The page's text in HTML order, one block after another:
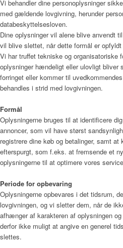
Vi behandler dine personoplysninger
med gældende lovgivning, herunder
databeskyttelsesloven.
Dine oplysninger vil alene blive anvendt
vil blive slettet, når dette formål er
Vi har truffet tekniske og organisatoriske
oplysninger hændeligt eller ulovligt bliver
forringet eller kommer til
behandles i strid med lovgivningen.
Formål
Oplysningerne bruges til at identificere
annoncer, som vil have størst
registrere dine køb og betalinger, samt
efterspurgt, som f.eks. at fremsende et
oplysningerne til at optimere vores
Periode for opbevaring
Oplysningerne opbevares i det tidsrum,
lovgivningen, og vi sletter dem, når de
afhænger af karakteren af oplysningen
derfor ikke muligt at angive en generel
slettes.